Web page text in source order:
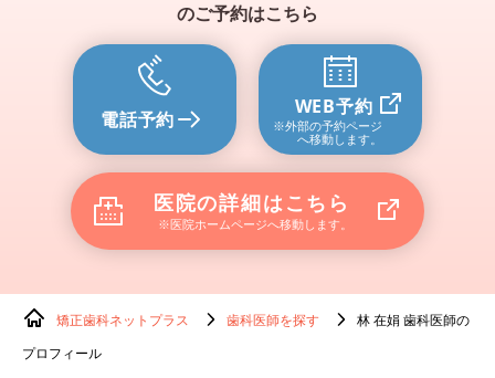
のご予約はこちら
電話予約
WEB予約
※外部の予約ページ
へ移動します。
医院の詳細はこちら
※医院ホームページへ移動します。
矯正歯科ネットプラス 歯科医師を探す
林 在娟 歯科医師の
プロフィール